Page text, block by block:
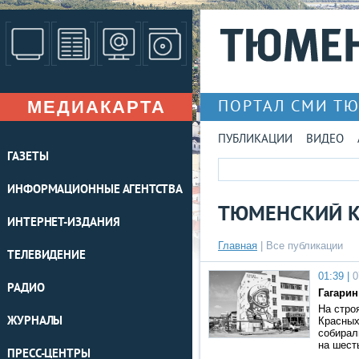
МЕДИАКАРТА
ГАЗЕТЫ
ИНФОРМАЦИОННЫЕ АГЕНТСТВА
ИНТЕРНЕТ-ИЗДАНИЯ
ТЕЛЕВИДЕНИЕ
РАДИО
ЖУРНАЛЫ
ПРЕСС-ЦЕНТРЫ
ПОРТАЛ СМИ
ПУБЛИКАЦИИ ВИДЕО
ТЮМЕНСКИЙ
Главная Все публикации
01:39 |
На
на